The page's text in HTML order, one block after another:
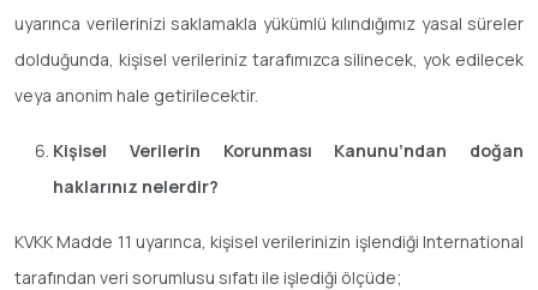
uyarınca verilerinizi saklamakla yükümlü kılındığımız yasal süreler
dolduğunda, kişisel verileriniz tarafımızca silinecek, yok edilecek
veya anonim hale getirilecektir.
Kişisel Verilerin Korunması Kanunu’ndan doğan
haklarınız nelerdir?
KVKK Madde 11 uyarınca, kişisel verilerinizin işlendiği International
tarafından veri sorumlusu sıfatı ile işlediği ölçüde;